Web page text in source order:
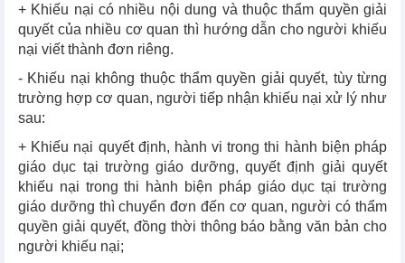
+ Khiếu nại có nhiều nội dung và thuộc thẩm quyền giải
quyết của nhiều cơ quan thì hướng dẫn cho người khiếu
nại viết thành đơn riêng.
- Khiếu nại không thuộc thẩm quyền giải quyết, tùy từng
trường hợp cơ quan, người tiếp nhận khiếu nại xử lý như
sau:
+ Khiếu nại quyết định, hành vi trong thi hành biện pháp
giáo dục tại trường giáo dưỡng, quyết định giải quyết
khiếu nại trong thi hành biện pháp giáo dục tại trường
giáo dưỡng thì chuyển đơn đến cơ quan, người có thẩm
quyền giải quyết, đồng thời thông báo bằng văn bản cho
người khiếu nại;